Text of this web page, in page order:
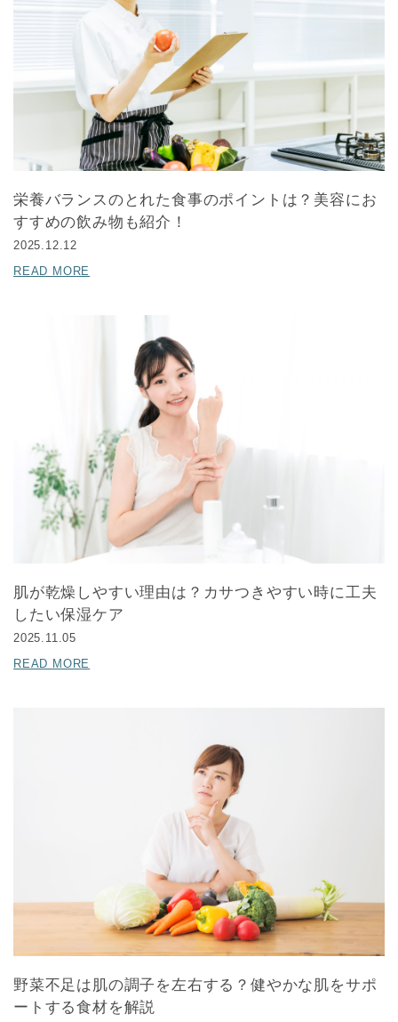
栄養バランスのとれた食事のポイントは？美容にお
すすめの飲み物も紹介！
2025.12.12
READ MORE
肌が乾燥しやすい理由は？カサつきやすい時に工夫
したい保湿ケア
2025.11.05
READ MORE
野菜不足は肌の調子を左右する？健やかな肌をサポ
ートする食材を解説